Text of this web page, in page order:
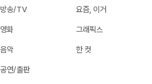
방송/TV
영화
음악
공연/출판
요즘, 이거
그래픽스
한 컷